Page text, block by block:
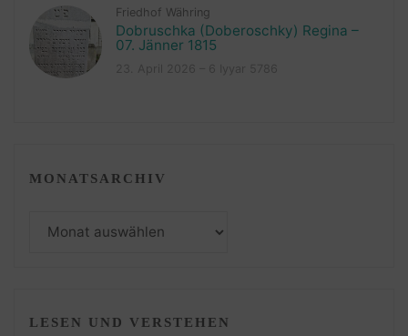
Friedhof Währing
Dobruschka (Doberoschky) Regina –
07. Jänner 1815
MONATSARCHIV
Monatsarchiv
LESEN UND VERSTEHEN